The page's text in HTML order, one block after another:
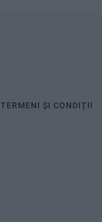
TERMENI ȘI CONDIȚII